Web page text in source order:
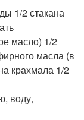
1/2 стакана
масло) 1/2
масла (в
крахмала 1/2
воду,